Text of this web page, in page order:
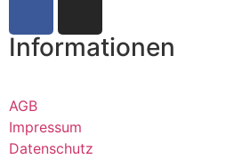
Informationen
AGB
Impressum
Datenschutz